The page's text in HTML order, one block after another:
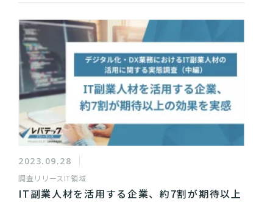
2023.09.28
調査リリース IT領域
IT副業人材を活用する企業、約7割が期待以上